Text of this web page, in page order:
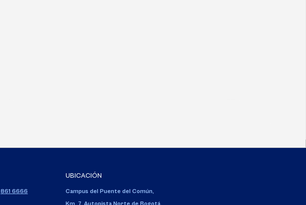
861 6666
UBICACIÓN
Campus del Puente del Común,